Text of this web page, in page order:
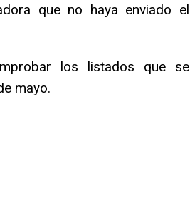
que no haya enviado el
los listados que se
mayo.